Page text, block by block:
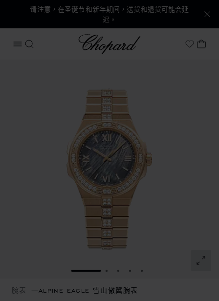
请注意，在圣诞节和新年期间，送货和退货可能会延
迟。
打开菜单
搜索
Chopard
My我
转到幻灯片 1转到幻灯片 2
转到幻灯片 3
转到幻灯片 4
转到幻灯片 5
腕表 ALPINE EAGLE 雪山傲翼腕表